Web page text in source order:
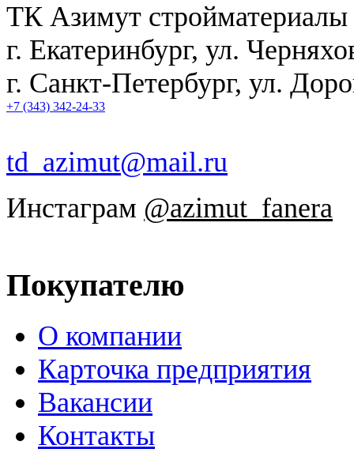
ТК Азимут стройматериалы
г. Екатеринбург, ул.
г. Санкт-Петербург, ул.
+7 (343) 342-24-33
td_azimut@mail.ru
Инстаграм @azimut_fanera
Покупателю
О компании
Карточка предприятия
Вакансии
Контакты